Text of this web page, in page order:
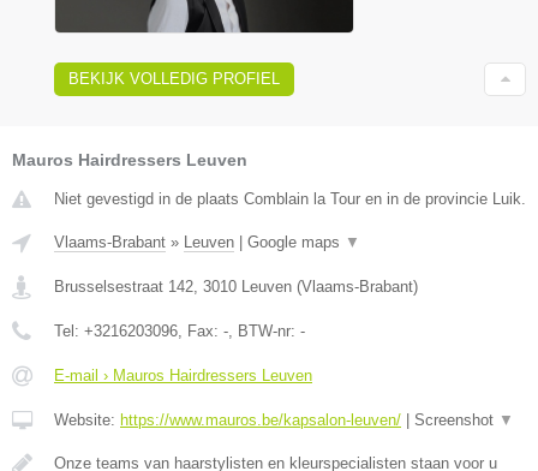
BEKIJK VOLLEDIG PROFIEL
Mauros Hairdressers Leuven
Niet gevestigd in de plaats Comblain la Tour en in de provincie Luik.
Vlaams-Brabant » Leuven | Google maps ▼
Brusselsestraat 142 3010 Leuven (Vlaams-Brabant)
Tel: +3216203096 , Fax: - , BTW-nr: -
E-mail › Mauros Hairdressers Leuven
Website: https://www.mauros.be/kapsalon-leuven/ | Screenshot ▼
Onze teams van haarstylisten en kleurspecialisten staan voor u